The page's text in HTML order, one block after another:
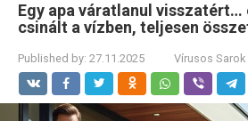
Egy apa váratlanul visszatért…
csinált a vízben, teljesen
Published by: 27.11.2025 Vírusos Sarok